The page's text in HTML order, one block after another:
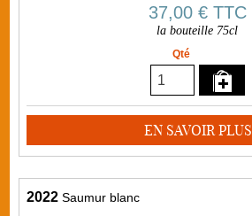
37,00 €TTC
la bouteille 75cl
Qté
EN SAVOIR PLUS
2022 Saumur blanc